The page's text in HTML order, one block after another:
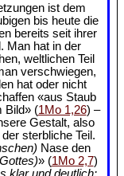
ist dem
bis heute die
bereits seit ihrer
Man hat in der
weltlichen Teil
verschwiegen,
hat oder nicht
«aus Staub
Bild» (1Mo 1,26) –
Gestalt, also
sterbliche Teil.
Nase den
» (1Mo 2,7)